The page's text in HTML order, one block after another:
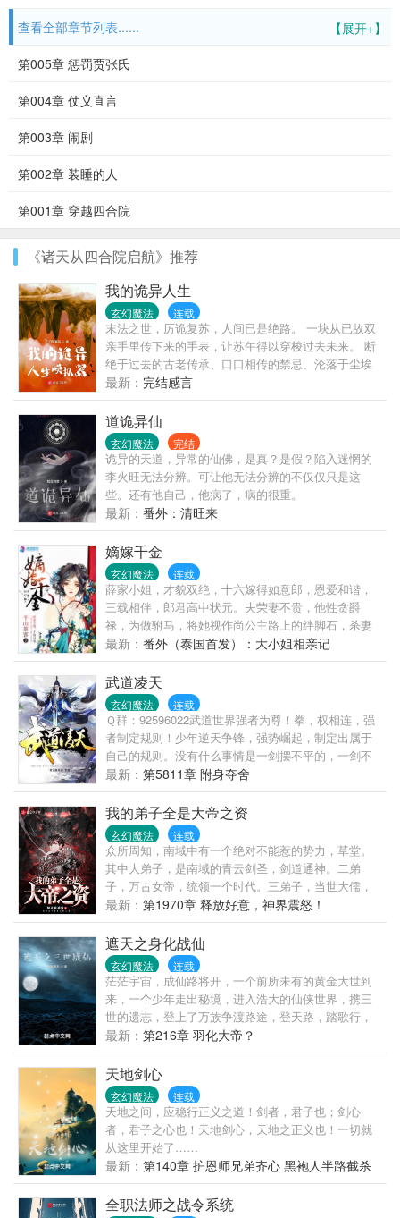
【展开+】
查看全部章节列表......
第005章 惩罚贾张氏
第004章 仗义直言
第003章 闹剧
第002章 装睡的人
第001章 穿越四合院
《诸天从四合院启航》推荐
我的诡异人生
玄幻魔法 连载
末法之世，厉诡复苏，人间已是绝路。 一块从已故双
亲手里传下来的手表，让苏午得以穿梭过去未来。 断
绝于过去的古老传承、口口相传的禁忌、沦落于尘埃
里的技艺，由此重新焕发生机。 密藏域中，以经咒、
供物、自我的躯壳系缚厉诡的法门； 灶神教内，炼油
称米油炸诡的技艺…… 薪火由此重燃， 笼罩现在与未
来的混沌谜团，被火光映照出些微轮廓……
最新： 完结感言
道诡异仙
玄幻魔法 完结
诡异的天道，异常的仙佛，是真？是假？陷入迷惘的
李火旺无法分辨。可让他无法分辨的不仅仅只是这
些。还有他自己，他病了，病的很重。
最新： 番外：清旺来
嫡嫁千金
玄幻魔法 连载
薛家小姐，才貌双绝，十六嫁得如意郎，恩爱和谐，
三载相伴，郎君高中状元。夫荣妻不贵，他性贪爵
禄，为做驸马，将她视作尚公主路上的绊脚石，杀妻
灭嗣。骄纵公主站在她塌前讥讽：便是你容颜绝色，
才学无双，终究只是个小吏的女儿，本宫碾死你——
就跟碾死一只蚂蚁一样简单！被污声名，悬梁自尽，
幼弟为讨公道却被强权害死，老父得此噩耗一病不起
撒手人寰。洪孝四十二年，燕京第一美人薛芳菲香消
玉殒，于落水的首辅千金姜梨身体中重焕新生！一脚
跨入高门大户，阴私腌臜层出不绝。各路魍魉魑魅，
牛鬼蛇神，她以牙还牙以眼还眼。曾经柔软心肠，如
今厉如刀锋！姜梨发誓，再也不要微如尘埃任人践
踏，这一世，平府上冤案，报血海深仇！他是北燕最
年轻的国公爷，桀骜美艳，喜怒无常，府中收集世间
奇花。人人都说首辅千金姜家二小姐清灵可爱，品性
高洁，纯洁良善如雪白莲花。他红衣华艳，笑盈盈反
问：“白莲花？分明就是吃人不吐骨头的食人花。”姜
梨：“国公小心折了手。”姬蘅：“这么凶猛的食人花，
当然是抢回府中镇宅了。”桀骜美人主妖艳贱货，女主
白莲花精，强强联手，虐遍天下，就问你怕不怕？请
支持正版茶~~
最新： 番外（泰国首发）：大小姐相亲记
武道凌天
玄幻魔法 连载
Ｑ群：92596022武道世界强者为尊！拳，权相连，强
者制定规则！少年逆天争锋，强势崛起，制定出属于
自己的规则。没有什么事情是一剑摆不平的，一剑不
行，就两剑！蛰龙已惊眠，一吼动千山！圣血在身，
剑道在身，踩着万界天才崛起，不服就战，这就是不
一样的道！
最新： 第5811章 附身夺舍
我的弟子全是大帝之资
玄幻魔法 连载
众所周知，南域中有一个绝对不能惹的势力，草堂。
其中大弟子，是南域的青云剑圣，剑道通神。二弟
子，万古女帝，统领一个时代。三弟子，当世大儒，
文曲星下凡。四弟子，魔神转世，镇压九幽。……陆
长生：我？我没什么了不起的，就是他们的师尊罢
了。
最新： 第1970章 释放好意，神界震怒！
遮天之身化战仙
玄幻魔法 连载
茫茫宇宙，成仙路将开，一个前所未有的黄金大世到
来，一个少年走出秘境，进入浩大的仙侠世界，携三
世的遗志，登上了万族争渡路途，登天路，踏歌行，
化战仙，弹指遮天！
最新： 第216章 羽化大帝？
天地剑心
玄幻魔法 连载
天地之间，应稳行正义之道！剑者，君子也；剑心
者，君子之心也！天地剑心，天地之正义也！一切就
从这里开始了……
最新： 第140章 护恩师兄弟齐心 黑袍人半路截杀
全职法师之战令系统